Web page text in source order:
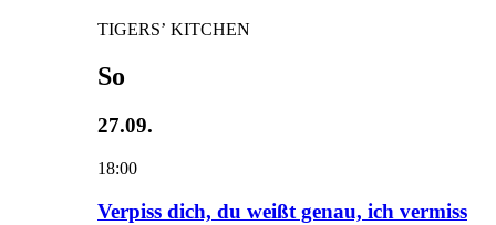
TIGERS’ KITCHEN
So
27.09.
18:00
Verpiss dich, du weißt genau, ich vermiss